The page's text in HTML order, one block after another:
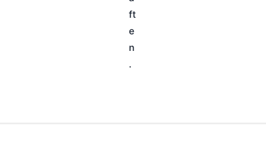
ft
e
n
.